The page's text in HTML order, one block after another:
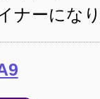
イナーに